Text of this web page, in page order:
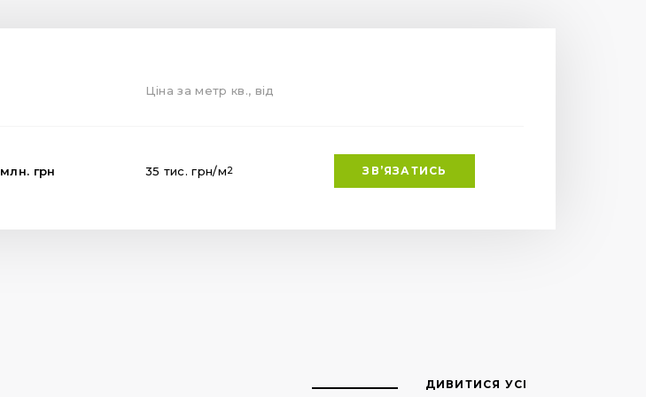
Ціна за метр кв., від
млн. грн 35 тис.грн/м2 ЗВ’ЯЗАТИСЬ
ДИВИТИСЯ УСІ